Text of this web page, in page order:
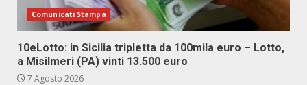
Comunicati Stampa
10eLotto: in Sicilia tripletta da 100mila euro – Lotto,
a Misilmeri (PA) vinti 13.500 euro
7 Agosto 2026